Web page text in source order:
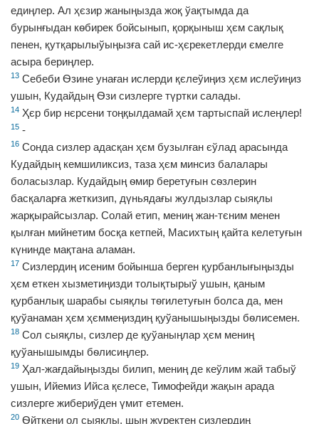
едиңлер. Ал ҳєзир жаныңызда жоқ ўақтымда да
бурынғыдан кѳбирек бойсынып, қорқыныш ҳєм сақлық
пенен, қутқарылыўыңызға сай ис-ҳєрекетлерди ємелге
асыра бериңлер.
13 Себеби Ѳзине унаған ислерди қєлеўиңиз ҳєм ислеўиңиз
ушын, Кудайдың Ѳзи сизлерге түртки салады.
14 Ҳєр бир нєрсени тоңқылдамай ҳєм тартыспай ислеңлер!
15 -
16 Сонда сизлер адасқан ҳєм бузылған єўлад арасында
Кудайдың кемшиликсиз, таза ҳєм минсиз балалары
боласызлар. Кудайдың ѳмир беретуғын сѳзлерин
басқаларға жеткизип, дүньядағы жулдызлар сыяқлы
жарқырайсызлар. Солай етип, мениң жан-тєним менен
қылған мийнетим босқа кетпей, Масихтың қайта келетуғын
күнинде мақтана аламан.
17 Сизлердиң исеним бойынша берген қурбанлығыңызды
ҳєм еткен хызметиңизди толықтырыў ушын, қаным
қурбанлық шарабы сыяқлы тѳгилетуғын болса да, мен
қуўанаман ҳєм ҳєммеңиздиң қуўанышыңызды бѳлисемен.
18 Сол сыяқлы, сизлер де қуўаныңлар ҳєм мениң
қуўанышымды бѳлисиңлер.
19 Ҳал-жағдайыңызды билип, мениң де кеўлим жай табыў
ушын, Ийемиз Ийса қєлесе, Тимофейди жақын арада
сизлерге жибериўден үмит етемен.
20 Ѳйткени ол сыяқлы, шын жүректен сизлердиң